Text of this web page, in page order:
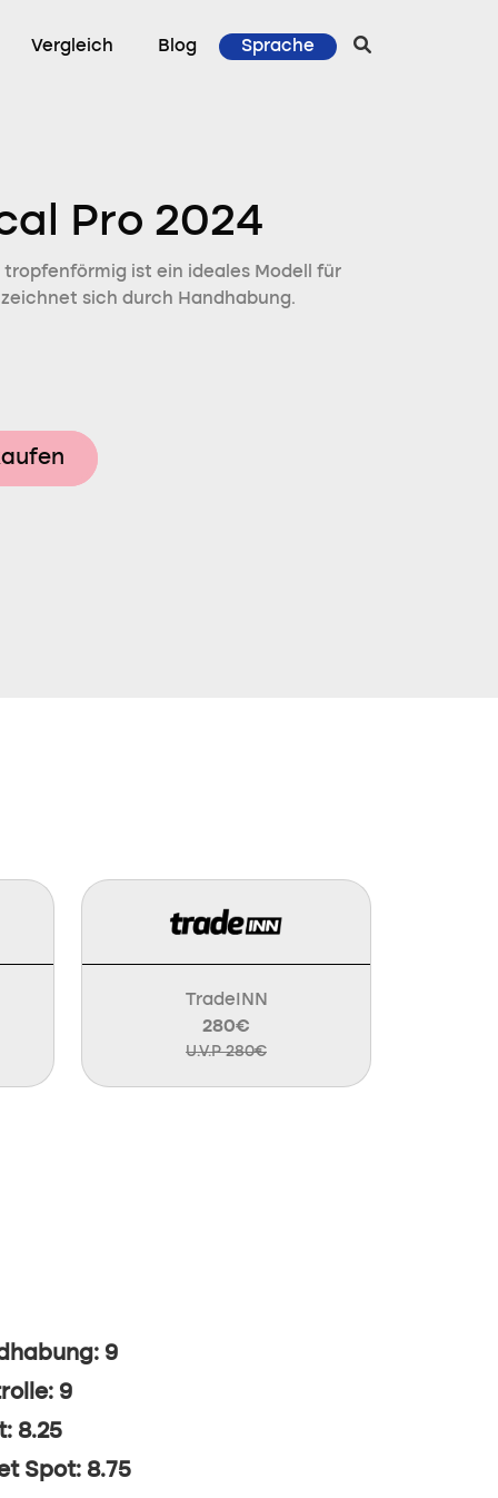
Vergleich Blog Sprache
Pro 2024
tropfenförmig ist ein ideales Modell für
sich durch Handhabung.
TradeINN
280€
U.V.P 280€
9
9
8.25
Spot: 8.75